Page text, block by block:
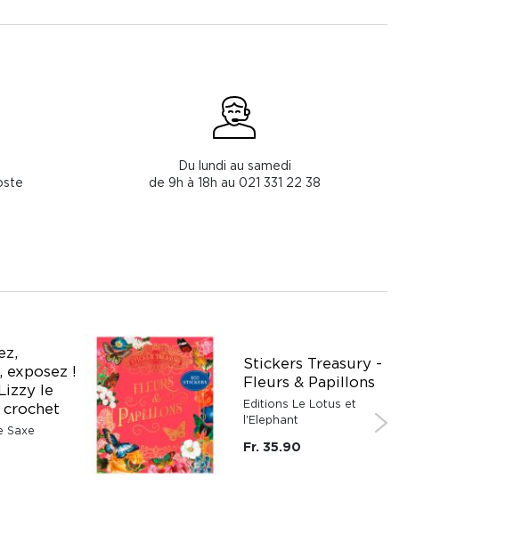
Du lundi au samedi
de 9h à 18h au 021 331 22 38
exposez !
le
Saxe
Stickers Treasury -
Fleurs & Papillons
Editions Le Lotus et
l'Elephant
Fr. 35.90